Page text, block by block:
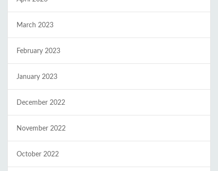
March 2023
February 2023
January 2023
December 2022
November 2022
October 2022